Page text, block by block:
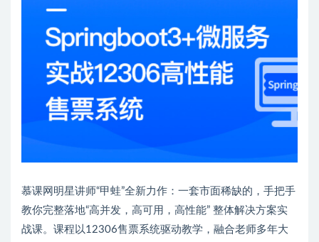
慕课网明星讲师“甲蛙”全新力作：一套市面稀缺的，手把手
教你完整落地“高并发，高可用，高性能” 整体解决方案实
战课。课程以12306售票系统驱动教学，融合老师多年大